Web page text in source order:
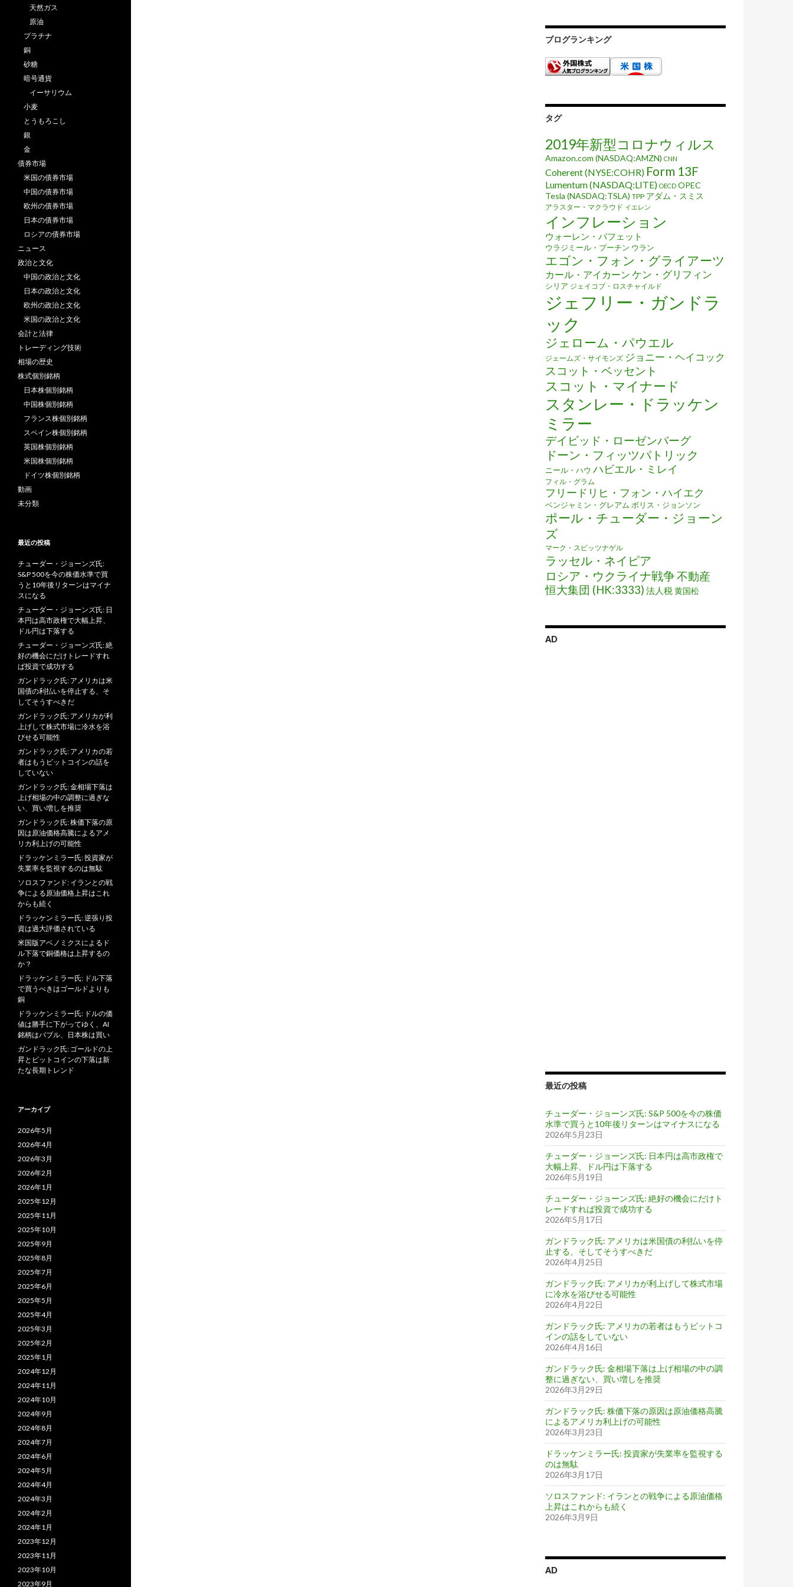
ブログランキング
タグ
2019年新型コロナウィルス
Amazon.com (NASDAQ:AMZN) CNN
Coherent (NYSE:COHR) Form 13F
Lumentum (NASDAQ:LITE) OECD OPEC
Tesla (NASDAQ:TSLA) TPP アダム・スミス
アラスター・マクラウド イエレン
インフレーション
ウォーレン・バフェット
ウラジミール・プーチン ウラン
エゴン・フォン・グライアーツ
カール・アイカーン ケン・グリフィン
シリア ジェイコブ・ロスチャイルド
ジェフリー・ガンドラ
ック
ジェローム・パウエル
ジェームズ・サイモンズ ジョニー・ヘイコック
スコット・ベッセント
スコット・マイナード
スタンレー・ドラッケン
ミラー
デイビッド・ローゼンバーグ
ドーン・フィッツパトリック
ニール・ハウ ハビエル・ミレイ
フィル・グラム
フリードリヒ・フォン・ハイエク
ベンジャミン・グレアム ボリス・ジョンソン
ポール・チューダー・ジョーン
ズ
マーク・スピッツナゲル
ラッセル・ネイピア
ロシア・ウクライナ戦争不動産
恒大集団 (HK:3333) 法人税黄国松
AD
最近の投稿
チューダー・ジョーンズ氏: S&P 500を今の株価
水準で買うと10年後リターンはマイナスになる
2026年5月23日
チューダー・ジョーンズ氏: 日本円は高市政権で
大幅上昇、ドル円は下落する
2026年5月19日
チューダー・ジョーンズ氏: 絶好の機会にだけト
レードすれば投資で成功する
2026年5月17日
ガンドラック氏: アメリカは米国債の利払いを停
止する、そしてそうすべきだ
2026年4月25日
ガンドラック氏: アメリカが利上げして株式市場
に冷水を浴びせる可能性
2026年4月22日
ガンドラック氏: アメリカの若者はもうビットコ
インの話をしていない
2026年4月16日
ガンドラック氏: 金相場下落は上げ相場の中の調
整に過ぎない、買い増しを推奨
2026年3月29日
ガンドラック氏: 株価下落の原因は原油価格高騰
によるアメリカ利上げの可能性
2026年3月23日
ドラッケンミラー氏: 投資家が失業率を監視する
のは無駄
2026年3月17日
ソロスファンド: イランとの戦争による原油価格
上昇はこれからも続く
2026年3月9日
AD
天然ガス
原油
プラチナ
銅
砂糖
暗号通貨
イーサリウム
小麦
とうもろこし
銀
金
債券市場
米国の債券市場
中国の債券市場
欧州の債券市場
日本の債券市場
ロシアの債券市場
ニュース
政治と文化
中国の政治と文化
日本の政治と文化
欧州の政治と文化
米国の政治と文化
会計と法律
トレーディング技術
相場の歴史
株式個別銘柄
日本株個別銘柄
中国株個別銘柄
フランス株個別銘柄
スペイン株個別銘柄
英国株個別銘柄
米国株個別銘柄
ドイツ株個別銘柄
動画
未分類
最近の投稿
チューダー・ジョーンズ氏:
S&P 500を今の株価水準で買
うと10年後リターンはマイナ
スになる
チューダー・ジョーンズ氏: 日
本円は高市政権で大幅上昇、
ドル円は下落する
チューダー・ジョーンズ氏: 絶
好の機会にだけトレードすれ
ば投資で成功する
ガンドラック氏: アメリカは米
国債の利払いを停止する、そ
してそうすべきだ
ガンドラック氏: アメリカが利
上げして株式市場に冷水を浴
びせる可能性
ガンドラック氏: アメリカの若
者はもうビットコインの話を
していない
ガンドラック氏: 金相場下落は
上げ相場の中の調整に過ぎな
い、買い増しを推奨
ガンドラック氏: 株価下落の原
因は原油価格高騰によるアメ
リカ利上げの可能性
ドラッケンミラー氏: 投資家が
失業率を監視するのは無駄
ソロスファンド: イランとの戦
争による原油価格上昇はこれ
からも続く
ドラッケンミラー氏: 逆張り投
資は過大評価されている
米国版アベノミクスによるド
ル下落で銅価格は上昇するの
か？
ドラッケンミラー氏: ドル下落
で買うべきはゴールドよりも
銅
ドラッケンミラー氏: ドルの価
値は勝手に下がってゆく、AI
銘柄はバブル、日本株は買い
ガンドラック氏: ゴールドの上
昇とビットコインの下落は新
たな長期トレンド
アーカイブ
2026年5月
2026年4月
2026年3月
2026年2月
2026年1月
2025年12月
2025年11月
2025年10月
2025年9月
2025年8月
2025年7月
2025年6月
2025年5月
2025年4月
2025年3月
2025年2月
2025年1月
2024年12月
2024年11月
2024年10月
2024年9月
2024年8月
2024年7月
2024年6月
2024年5月
2024年4月
2024年3月
2024年2月
2024年1月
2023年12月
2023年11月
2023年10月
2023年9月